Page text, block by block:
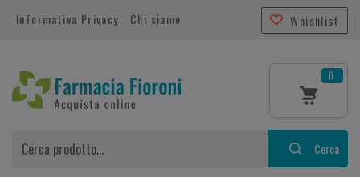
Informativa Privacy Chi siamo Whishlist
0
Cerca